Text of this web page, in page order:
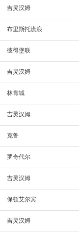
吉灵汉姆
布里斯托流浪
彼得堡联
吉灵汉姆
林肯城
吉灵汉姆
克鲁
罗奇代尔
吉灵汉姆
保顿艾尔宾
吉灵汉姆